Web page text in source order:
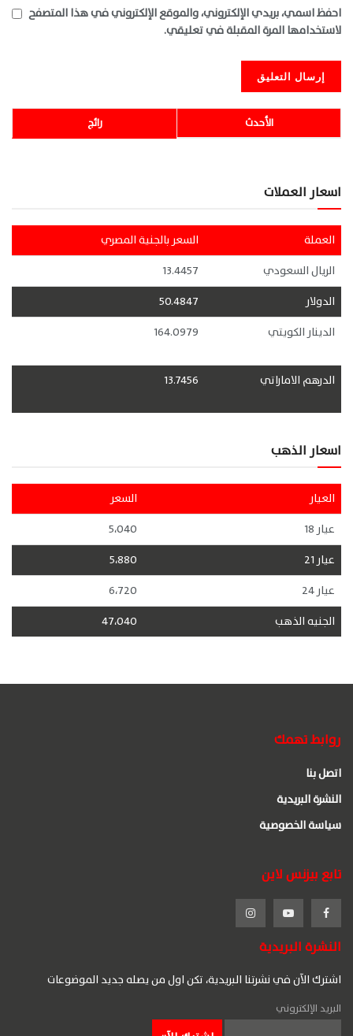
احفظ اسمي، بريدي الإلكتروني، والموقع الإلكتروني في هذا المتصفح
لاستخدامها المرة المقبلة في تعليقي.
رائج الأحدث
اسعار العملات
العملة
السعر بالجنية المصري
الريال السعودي
13.4457
الدولار
50.4847
الدينار الكويتي
164.0979
الدرهم الاماراتي 13.7456
اسعار الذهب
العيار
السعر
عيار 18
5،040
عيار 21
5،880
عيار 24
6،720
الجنيه الذهب
47،040
روابط تهمك
اتصل بنا
النشرة البريدية
سياسة الخصوصية
تابع بيزنس لاين
النشرة البريدية
اشترك الآن في نشرتنا البريدية، تكن اول من يصله جديد الموضوعات
البريد الإلكتروني